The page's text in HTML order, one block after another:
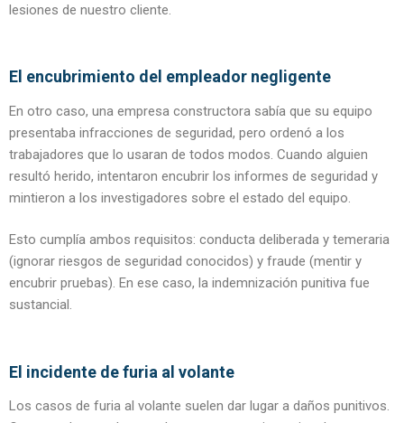
lesiones de nuestro cliente.
El encubrimiento del empleador negligente
En otro caso, una empresa constructora sabía que su equipo
presentaba infracciones de seguridad, pero ordenó a los
trabajadores que lo usaran de todos modos. Cuando alguien
resultó herido, intentaron encubrir los informes de seguridad y
mintieron a los investigadores sobre el estado del equipo.
Esto cumplía ambos requisitos: conducta deliberada y temeraria
(ignorar riesgos de seguridad conocidos) y fraude (mentir y
encubrir pruebas). En ese caso, la indemnización punitiva fue
sustancial.
El incidente de furia al volante
Los casos de furia al volante suelen dar lugar a daños punitivos.